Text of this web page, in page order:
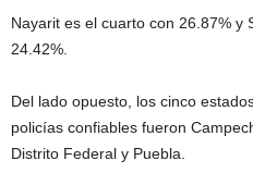
Nayarit es el cuarto con 26.87% y
24.42%.
Del lado opuesto, los cinco
policías confiables fueron
Distrito Federal y Puebla.